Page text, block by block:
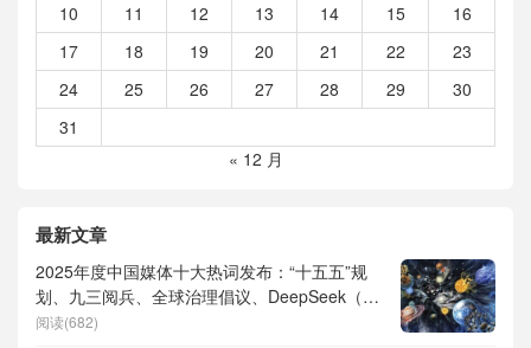
10
11 12 13 14 15
16
17
18 19 20 21 22
23
24
25 26 27 28 29
30
31
« 12 月
最新文章
2025年度中国媒体十大热词发布：“十五五”规
划、九三阅兵、全球治理倡议、DeepSeek（深
度求索）、人形机器人、苏超、票根经济、育
阅读(682)